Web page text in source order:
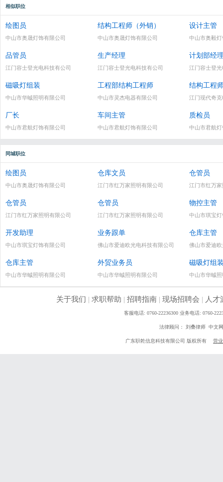
相似职位
绘图员
中山市奥晟灯饰有限公司
结构工程师（外销）
中山市奥晟灯饰有限公司
设计主管
中山市奥毅
品管员
江门容士登光电科技有公司
生产经理
江门容士登光电科技有公司
计划部经
江门容士登
磁吸灯组装
中山市华晠照明有限公司
工程部结构工程师
中山市灵杰电器有限公司
结构工程
江门现代奇
厂长
中山市君航灯饰有限公司
车间主管
中山市君航灯饰有限公司
质检员
中山市君航
同城职位
绘图员
中山市奥晟灯饰有限公司
仓库文员
江门市红万家照明有限公司
仓管员
江门市红万
仓管员
江门市红万家照明有限公司
仓管员
江门市红万家照明有限公司
物控主管
中山市琪宝
开发助理
中山市琪宝灯饰有限公司
业务跟单
佛山市爱迪欧光电科技有限公司
仓库主管
佛山市爱迪
仓库主管
中山市华晠照明有限公司
外贸业务员
中山市华晠照明有限公司
磁吸灯组
中山市华晠
关于我们 | 求职帮助 | 招聘指南| 现场招聘会 | 人才
客服电话: 0760-22236300 业务电话: 0760-
法律顾问： 刘叠律师 中文
广东职乾信息科技有限公司 版权所有 营